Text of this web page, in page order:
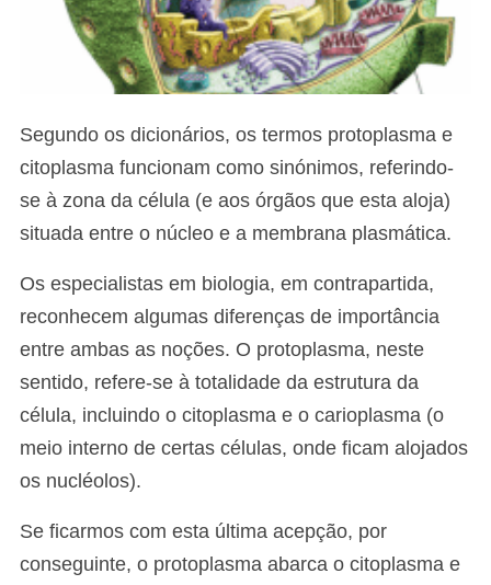
Segundo os dicionários, os termos protoplasma e
citoplasma funcionam como sinónimos, referindo-
se à zona da célula (e aos órgãos que esta aloja)
situada entre o núcleo e a membrana plasmática.
Os especialistas em biologia, em contrapartida,
reconhecem algumas diferenças de importância
entre ambas as noções. O protoplasma, neste
sentido, refere-se à totalidade da estrutura da
célula, incluindo o citoplasma e o carioplasma (o
meio interno de certas células, onde ficam alojados
os nucléolos).
Se ficarmos com esta última acepção, por
conseguinte, o protoplasma abarca o citoplasma e